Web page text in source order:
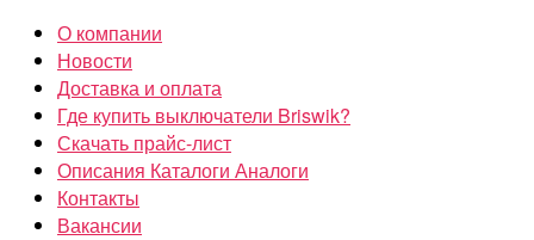
Перейти
содержимому
О компании
Новости
Доставка и оплата
Где купить выключатели Briswik?
Скачать прайс-лист
Описания Каталоги Аналоги
Контакты
Вакансии